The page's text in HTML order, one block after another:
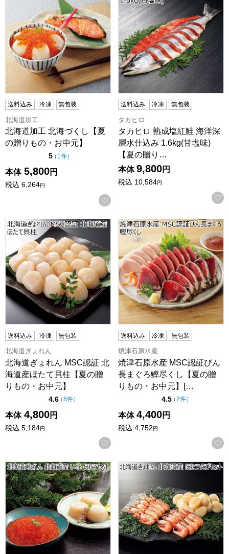
送料込み 冷凍 無包装
北海道加工
北海道加工 北海づくし【夏
の贈りもの・お中元】
5点（5点満点中）
（ 1件の評価
）
本体 5,800円
税込 6,264円
お気に入りに登録する
送料込み 冷凍 無包装
タカヒロ
タカヒロ 熟成塩紅鮭 海洋深
層水仕込み 1.6kg(甘塩味)
【夏の贈り…
本体 9,800円
税込 10,584円
北海道ぎょれん MSC認証 北海道産ほたて貝柱【夏の贈りも
送料込み 冷凍 無包装
北海道ぎょれん
北海道ぎょれん MSC認証 北
海道産ほたて貝柱【夏の贈
りもの・お中元】
4.6点（5点満点中）
（8件の評価
）
本体 4,800円
税込 5,184円
お気に入りに登録する
焼津石原水産 MSC認証びん
送料込み 冷凍 無包装
焼津石原水産
焼津石原水産 MSC認証びん
長まぐろ鰹尽くし【夏の贈
りもの・お中元】[…
4.5点（5点満点中）
（2件の評価
）
本体 4,400円
税込 4,752円
北海道ぎょれん 北海道産 いくら・ほたてセット【夏の贈り
北海道ぎょれん 北海道産 ほ